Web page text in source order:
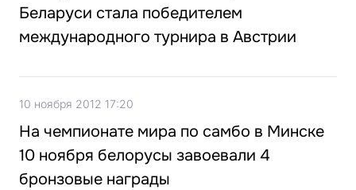
Беларуси стала победителем
международного турнира в Австрии
10 ноября 2012 17:20
На чемпионате мира по cамбо в Минске
10 ноября белорусы завоевали 4
бронзовые награды